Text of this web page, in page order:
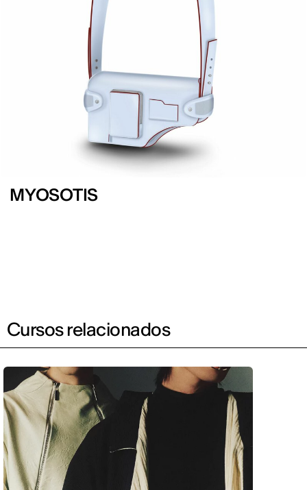
MYOSOTIS
Cursos relacionados